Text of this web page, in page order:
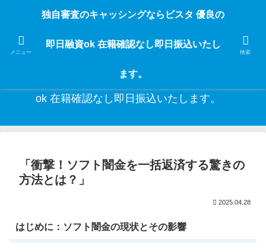
独自審査のフリーローンならビスタなら24時間365日 在籍確認なしで借りれる
な入用があっても安心！融資率97％！仕事をしている人ならブラックでも給料
日返済の１ヶ月融資で借りられるから安心！
独自審査のキャッシングならビスタ 優良の即日融資
ok 在籍確認なし即日振込いたします。
「衝撃！ソフト闇金を一括返済する驚きの
方法とは？」
2025.04.28
はじめに：ソフト闇金の現状とその影響
メニュー
独自審査のキャッシングならビスタ 優良の
即日融資ok 在籍確認なし即日振込いたし
ます。
検索